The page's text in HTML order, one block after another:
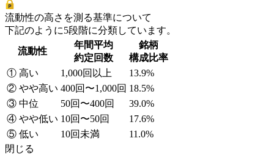
流動性の高さを測る基準について
下記のように5段階に分類しています。
流動性
年間平均
約定回数
銘柄
構成比率
① 高い
1,000回以上
13.9%
② やや高い 400回〜1,000回 18.5%
③ 中位
50回〜400回
39.0%
④ やや低い 10回〜50回
17.6%
⑤ 低い
10回未満
11.0%
閉じる